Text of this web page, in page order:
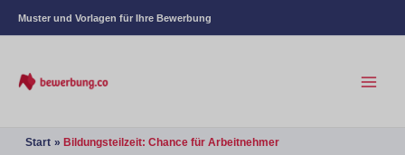
Muster und Vorlagen für Ihre Bewerbung
Start Bildungsteilzeit: Chance für Arbeitnehmer